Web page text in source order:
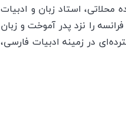
استاد زبان و ادبیات
را نزد پدر آموخت و زبان
در زمینه ادبیات فارسی،